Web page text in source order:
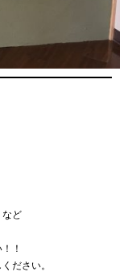
など
！
ださい。